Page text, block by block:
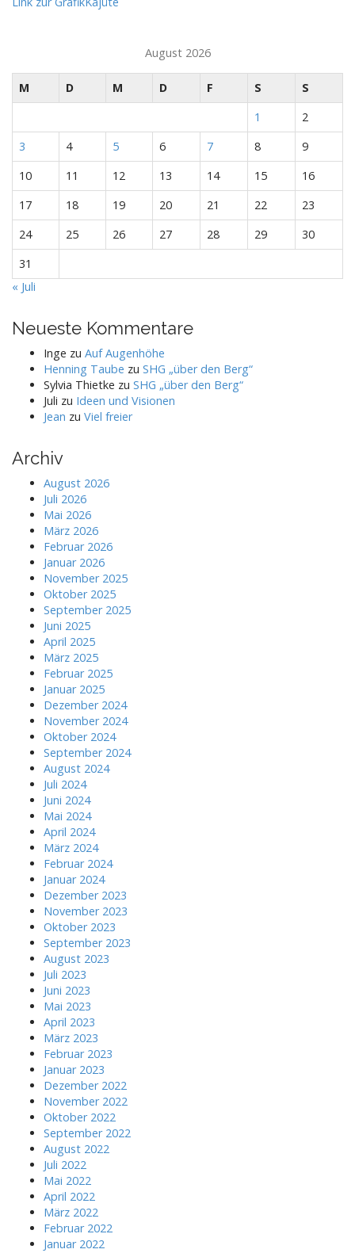
August 2026
M D M D F S
S
1
2
3
4 5 6 7 8
9
10
11 12 13 14 15
16
17
18 19 20 21 22
23
24
25 26 27 28 29
30
31
« Juli
Neueste Kommentare
Inge zu Auf Augenhöhe
Henning Taube zu SHG „über den Berg“
Sylvia Thietke zu SHG „über den Berg“
Juli zu Ideen und Visionen
Jean zu Viel freier
Archiv
August 2026
Juli 2026
Mai 2026
März 2026
Februar 2026
Januar 2026
November 2025
Oktober 2025
September 2025
Juni 2025
April 2025
März 2025
Februar 2025
Januar 2025
Dezember 2024
November 2024
Oktober 2024
September 2024
August 2024
Juli 2024
Juni 2024
Mai 2024
April 2024
März 2024
Februar 2024
Januar 2024
Dezember 2023
November 2023
Oktober 2023
September 2023
August 2023
Juli 2023
Juni 2023
Mai 2023
April 2023
März 2023
Februar 2023
Januar 2023
Dezember 2022
November 2022
Oktober 2022
September 2022
August 2022
Juli 2022
Mai 2022
April 2022
März 2022
Februar 2022
Januar 2022